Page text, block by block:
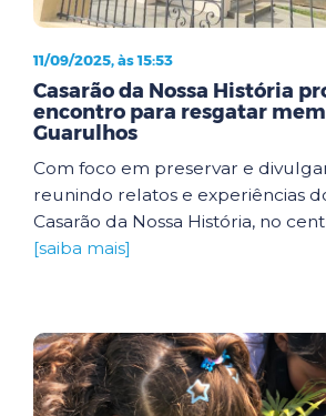
11/09/2025, às 15:53
Casarão da Nossa História
encontro para resgatar
Guarulhos
Com foco em preservar e
reunindo relatos e experiências
Casarão da Nossa História, no
[saiba mais]